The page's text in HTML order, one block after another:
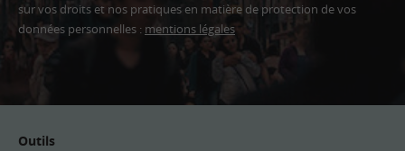
sur vos droits et nos pratiques en matière de protection de vos
données personnelles : mentions légales
Outils